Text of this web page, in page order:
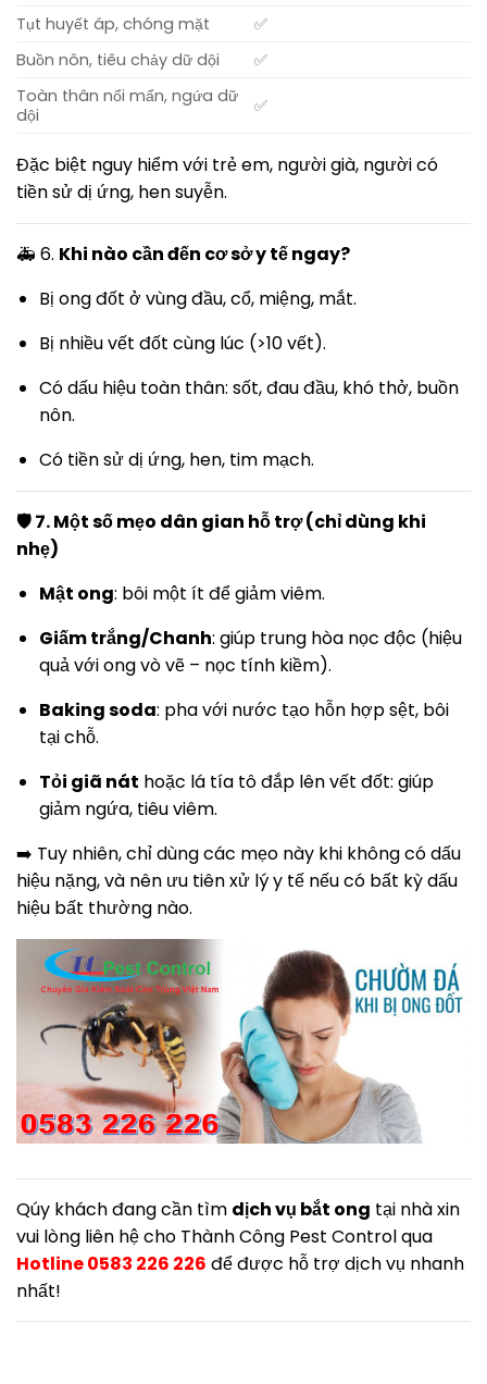
Tụt huyết áp, chóng mặt
✅
Buồn nôn, tiêu chảy dữ dội
✅
Toàn thân nổi mẩn, ngứa dữ
dội
✅
Đặc biệt nguy hiểm với trẻ em, người già, người có
tiền sử dị ứng, hen suyễn.
🚑 6. Khi nào cần đến cơ sở y tế ngay?
Bị ong đốt ở vùng đầu, cổ, miệng, mắt.
Bị nhiều vết đốt cùng lúc (>10 vết).
Có dấu hiệu toàn thân: sốt, đau đầu, khó thở, buồn
nôn.
Có tiền sử dị ứng, hen, tim mạch.
🛡️ 7. Một số mẹo dân gian hỗ trợ (chỉ dùng khi
nhẹ)
Mật ong: bôi một ít để giảm viêm.
Giấm trắng/Chanh: giúp trung hòa nọc độc (hiệu
quả với ong vò vẽ – nọc tính kiềm).
Baking soda: pha với nước tạo hỗn hợp sệt, bôi
tại chỗ.
Tỏi giã nát hoặc lá tía tô đắp lên vết đốt: giúp
giảm ngứa, tiêu viêm.
➡️ Tuy nhiên, chỉ dùng các mẹo này khi không có dấu
hiệu nặng, và nên ưu tiên xử lý y tế nếu có bất kỳ dấu
hiệu bất thường nào.
Qúy khách đang cần tìm dịch vụ bắt ong tại nhà xin
vui lòng liên hệ cho Thành Công Pest Control qua
Hotline 0583 226 226 để được hỗ trợ dịch vụ nhanh
nhất!